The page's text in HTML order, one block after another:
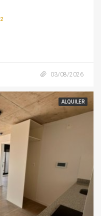
2
03/08/2026
ALQUILER